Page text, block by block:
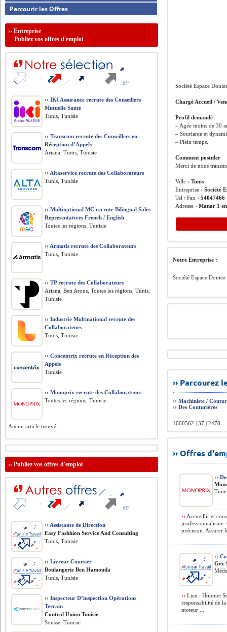
Société Espace
Chargé Accueil /
Profil demandé
– Agée moins de 30
– Souriante et
– Plein temps.
Comment postuler
Merci de nous
Ville ›Tunis
Entreprise ›Société
Tel / Fax ›54047466
Adresse ›Manar 1
Notre Entreprise :
Société Espace
››
››Machiniste /
››Des Couturières
1000562 | 37 | 2478
›› Offres
››
›› Accueillir et
professionnalisme.
précision. Assurer
››
Grz
›› Lieu : Houmet
responsabilité de
moteur ...
Parcourir les Offres
››Entreprise
Publiez vos offres d'emploi
›› IKI Assurance recrute des Conseillers
Mutuelle Santé
Tunis, Tunisie
›› Transcom recrute des Conseillers en
Réception d’Appels
Ariana, Tunis, Tunisie
›› Altaservice recrute des Collaborateurs
Tunis, Tunisie
›› Multinational MC recrute Bilingual Sales
Representatives French / English
Toutes les régions, Tunisie
›› Armatis recrute des Collaborateurs
Tunis, Tunisie
›› TP recrute des Collaborateurs
Ariana, Ben Arous, Toutes les régions, Tunis,
Tunisie
›› Industrie Multinational recrute des
Collaborateurs
Tunis, Tunisie
›› Concentrix recrute en Réception des
Appels
Tunisie
›› Monoprix recrute des Collaborateurs
Toutes les régions, Tunisie
Aucun article trouvé.
››Publiez vos offres d'emploi
›› Assistante de Direction
Easy Fashhion Service And Consulting
Tunis, Tunisie
›› Livreur Coursier
Boulangerie Ben Hamouda
Tunis, Tunisie
›› Inspecteur D’inspection Opérations
Terrain
Control Union Tunisie
Sousse, Tunisie